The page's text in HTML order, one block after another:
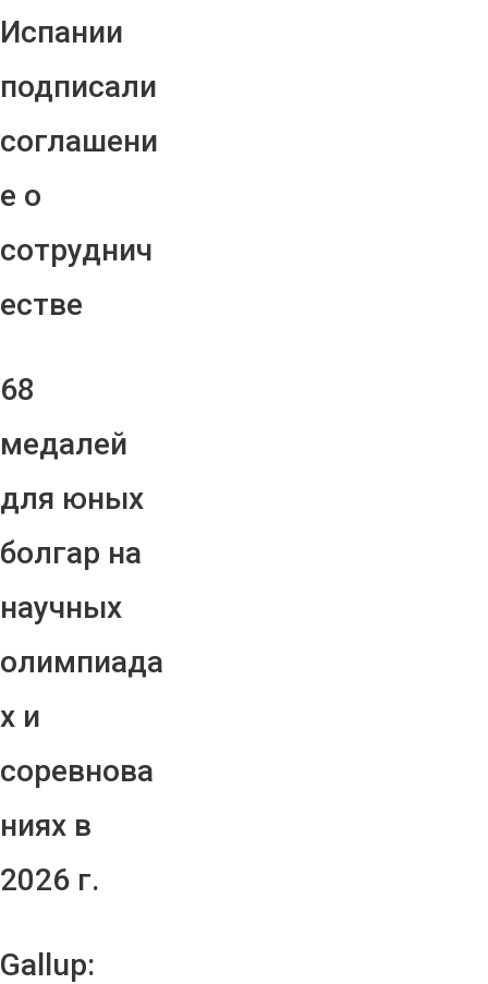
Испании
подписали
соглашени
е о
сотруднич
естве
68
медалей
для юных
болгар на
научных
олимпиада
х и
соревнова
ниях в
2026 г.
Gallup: